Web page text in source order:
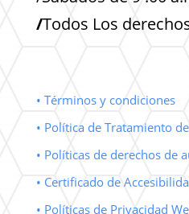
/Todos Los
• Términos y condiciones
• Política de Tratamiento
• Políticas de derechos de
• Certificado de
• Políticas de Privacidad